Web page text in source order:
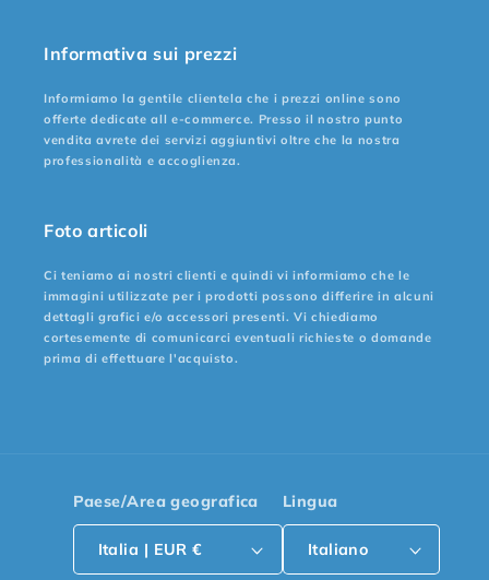
Informativa sui prezzi
Informiamo la gentile clientela che i prezzi online sono
offerte dedicate all e-commerce. Presso il nostro punto
vendita avrete dei servizi aggiuntivi oltre che la nostra
professionalità e accoglienza.
Foto articoli
Ci teniamo ai nostri clienti e quindi vi informiamo che le
immagini utilizzate per i prodotti possono differire in alcuni
dettagli grafici e/o accessori presenti. Vi chiediamo
cortesemente di comunicarci eventuali richieste o domande
prima di effettuare l'acquisto.
Paese/Area geografica
Italia | EUR €
Lingua
Italiano